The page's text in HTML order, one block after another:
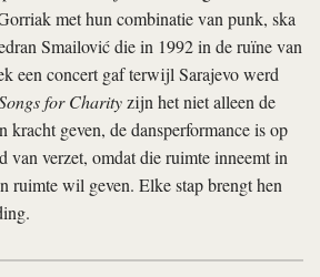
met hun combinatie van punk, ska
Smailović die in 1992 in de ruïne van
een concert gaf terwijl Sarajevo werd
for Charityzijn het niet alleen de
kracht geven, de dansperformance is op
van verzet, omdat die ruimte inneemt in
ruimte wil geven. Elke stap brengt hen